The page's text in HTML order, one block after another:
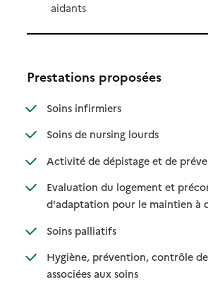
aidants
Prestations proposées
Soins infirmiers: disponible
: non disponible
Soins de nursing lourds: disponible
: non
Activité de dépistage et de
Evaluation du logement et
d'adaptation pour le maintien à
Soins palliatifs: disponible
: non disponible
Hygiène, prévention, contrôle
associées aux soins: disponible
: non disponible